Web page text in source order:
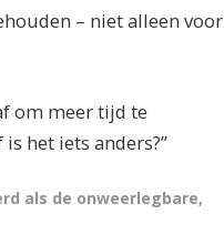
– niet alleen voor
om meer tijd te
het iets anders?”
als de onweerlegbare,